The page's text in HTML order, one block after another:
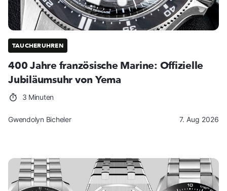
TAUCHERUHREN
400 Jahre französische Marine: Offizielle
Jubiläumsuhr von Yema
3 Minuten
Gwendolyn Bicheler 7. Aug 2026